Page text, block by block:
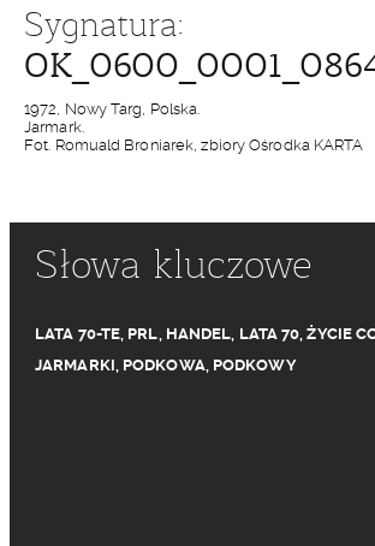
Sygnatura:
1972, Nowy Targ, Polska.
Jarmark.
Fot. Romuald Broniarek, zbiory Ośrodka KARTA
Słowa kluczowe
LATA 70-TE, PRL, HANDEL, LATA 70,ŻYCIE
JARMARKI, PODKOWA, PODKOWY